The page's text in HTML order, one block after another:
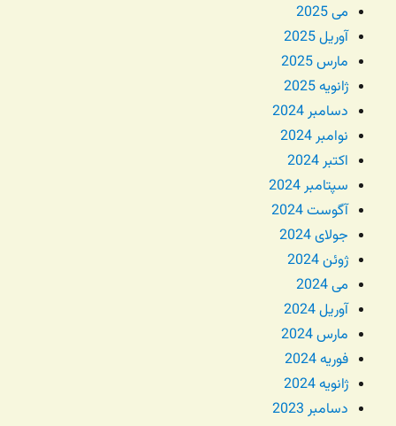
می 2025
آوریل 2025
مارس 2025
ژانویه 2025
دسامبر 2024
نوامبر 2024
اکتبر 2024
سپتامبر 2024
آگوست 2024
جولای 2024
ژوئن 2024
می 2024
آوریل 2024
مارس 2024
فوریه 2024
ژانویه 2024
دسامبر 2023